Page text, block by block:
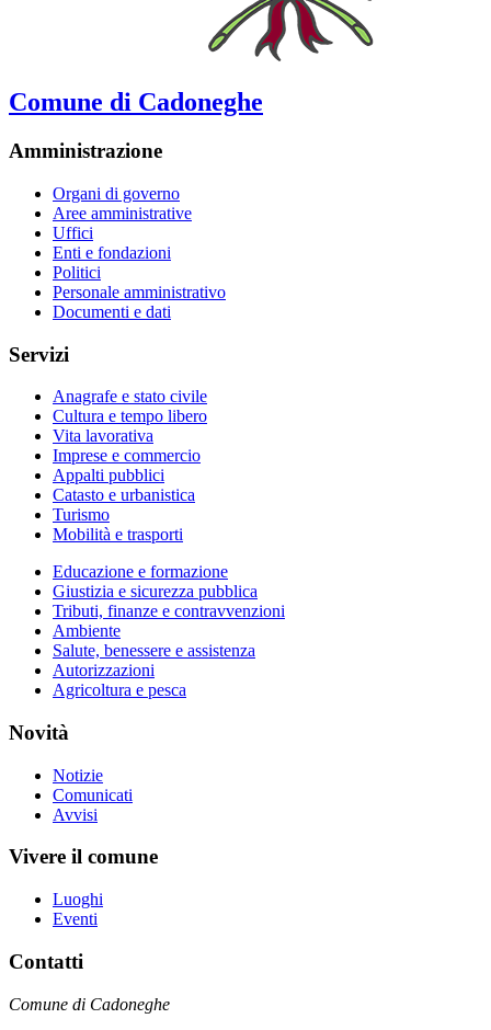
Comune di Cadoneghe
Amministrazione
Organi di governo
Aree amministrative
Uffici
Enti e fondazioni
Politici
Personale amministrativo
Documenti e dati
Servizi
Anagrafe e stato civile
Cultura e tempo libero
Vita lavorativa
Imprese e commercio
Appalti pubblici
Catasto e urbanistica
Turismo
Mobilità e trasporti
Educazione e formazione
Giustizia e sicurezza pubblica
Tributi, finanze e contravvenzioni
Ambiente
Salute, benessere e assistenza
Autorizzazioni
Agricoltura e pesca
Novità
Notizie
Comunicati
Avvisi
Vivere il comune
Luoghi
Eventi
Contatti
Comune di Cadoneghe